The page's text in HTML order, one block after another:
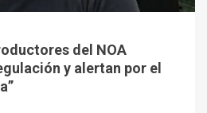
del NOA
y alertan por el